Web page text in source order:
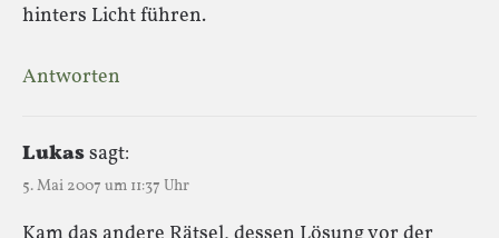
hinters Licht führen.
Antworten
Lukassagt:
5. Mai 2007 um 11:37 Uhr